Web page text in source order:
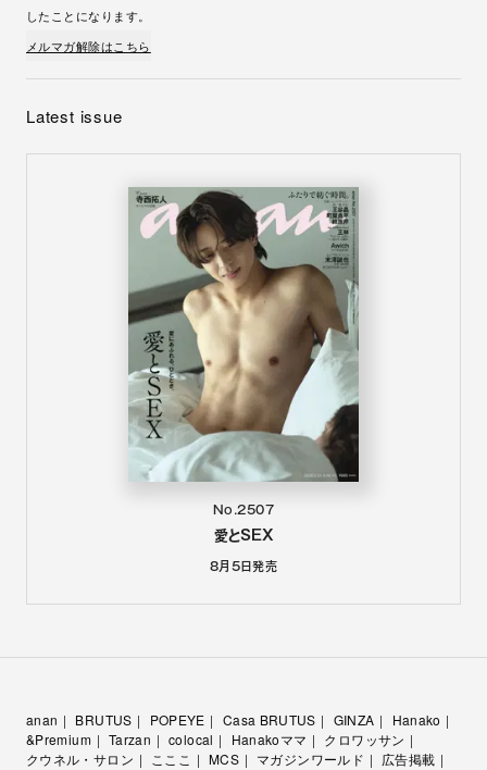
したことになります。
メルマガ解除はこちら
Latest issue
No.2507
愛とSEX
8月5日発売
anan BRUTUS POPEYE Casa BRUTUS GINZA
Hanako
&Premium
Tarzan colocal Hanakoママ
クロワッサン
クウネル・サロン
こここ MCS マガジンワールド
広告掲載